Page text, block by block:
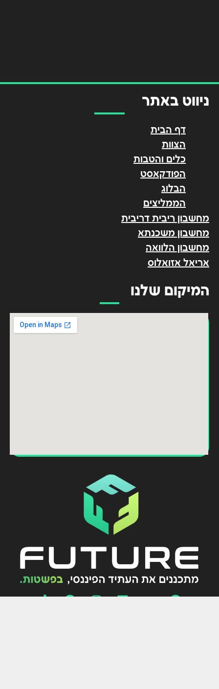
ניווט באתר
דף הבית
הצוות
כלים והטבות
הפודקאסט
הבלוג
הממליצים
מחשבון ריבית דריבית
מחשבון משכנתא
מחשבון הלוואה
אריאל אזואלוס
המיקום שלנו